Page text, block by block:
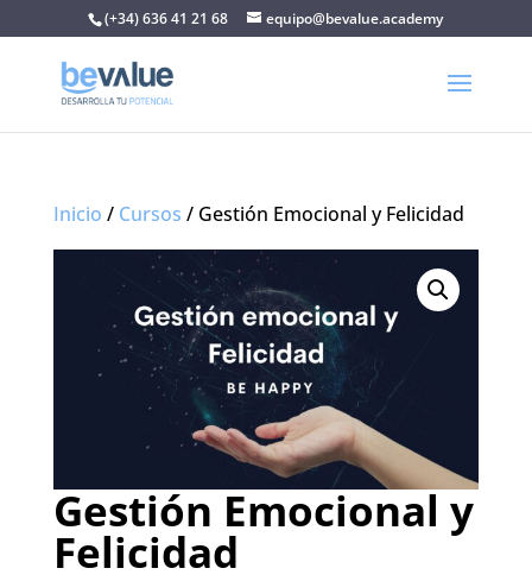
(+34) 636 41 21 68 equipo@bevalue.academy
Inicio / Cursos / Gestión Emocional y Felicidad
Gestión Emocional y
Felicidad